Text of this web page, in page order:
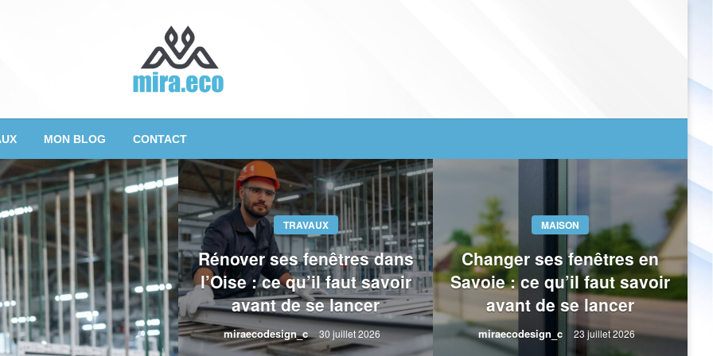
MON BLOG CONTACT
TRAVAUX
Rénover ses fenêtres dans
l’Oise : ce qu’il faut savoir
avant de se lancer
miraecodesign_c 30 juillet 2026
MAISON
Changer ses fenêtres en
Savoie : ce qu’il faut savoir
avant de se lancer
miraecodesign_c 23 juillet 2026